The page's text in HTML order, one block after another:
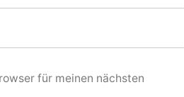
für meinen nächsten